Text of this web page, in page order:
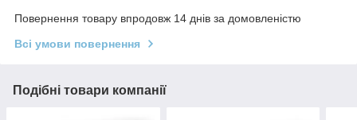
Повернення товару впродовж 14 днів за домовленістю
Всі умови повернення
Подібні товари компанії